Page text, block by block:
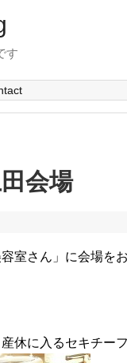
す
会場
室さん」に会場を
休に入るセキチーフ